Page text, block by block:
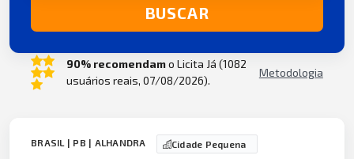
BUSCAR
90% recomendamo Licita Já (1082
usuários reais, 07/08/2026).
Metodologia
BRASIL | PB | ALHANDRA Cidade Pequena